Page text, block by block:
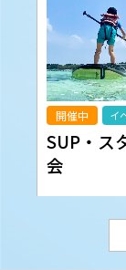
開催中 イ
SUP・ス
会